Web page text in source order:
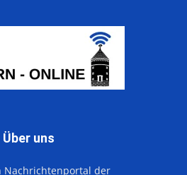
Über uns
Nachrichtenportal der